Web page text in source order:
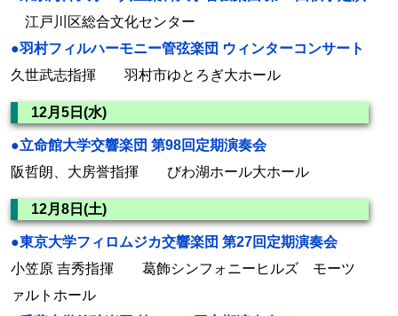
江戸川区総合文化センター
●羽村フィルハーモニー管弦楽団 ウィンターコンサート
久世武志指揮 羽村市ゆとろぎ大ホール
12月5日(水)
●立命館大学交響楽団 第98回定期演奏会
阪哲朗、大房誉指揮 びわ湖ホール大ホール
12月8日(土)
●東京大学フィロムジカ交響楽団 第27回定期演奏会
小笠原 吉秀指揮 葛飾シンフォニーヒルズ モーツ
ァルトホール